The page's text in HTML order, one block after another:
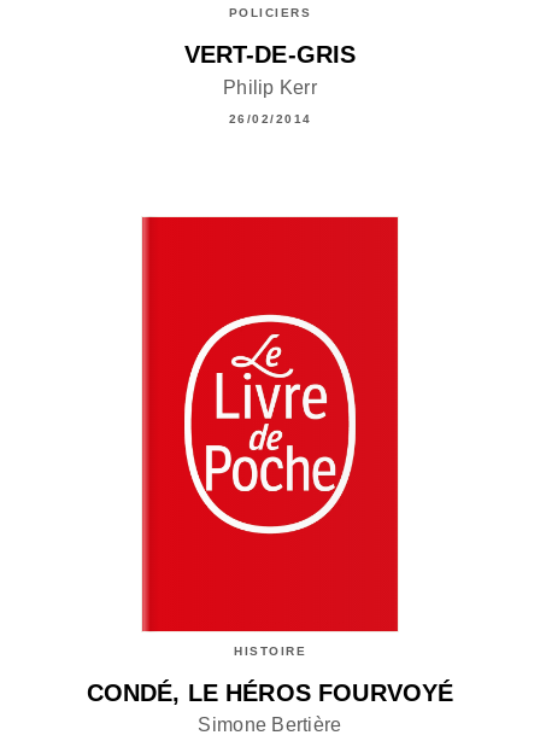
POLICIERS
VERT-DE-GRIS
Philip Kerr
26/02/2014
HISTOIRE
CONDÉ, LE HÉROS FOURVOYÉ
Simone Bertière